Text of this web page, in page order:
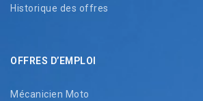
Historique des offres
OFFRES D’EMPLOI
Mécanicien Moto